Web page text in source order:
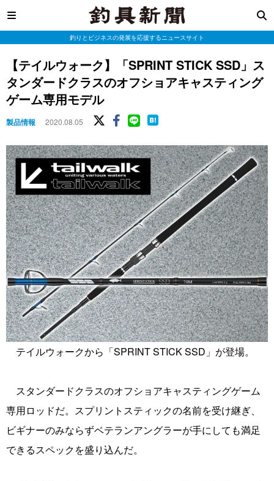
釣りとビジネスの発展を応援するニュースサイト
【テイルウォーク】「SPRINT STICK SSD」ス
タンダードクラスのオフショアキャスティング
ゲーム専用モデル
製品情報 2020.08.05
テイルウォークから「SPRINT STICK SSD」が登場。
スタンダードクラスのオフショアキャスティングゲーム
専用ロッドだ。スプリントスティックの名前を受け継ぎ、
ビギナーのみならずベテランアングラーが手にしても満足
できるスペックを盛り込んだ。